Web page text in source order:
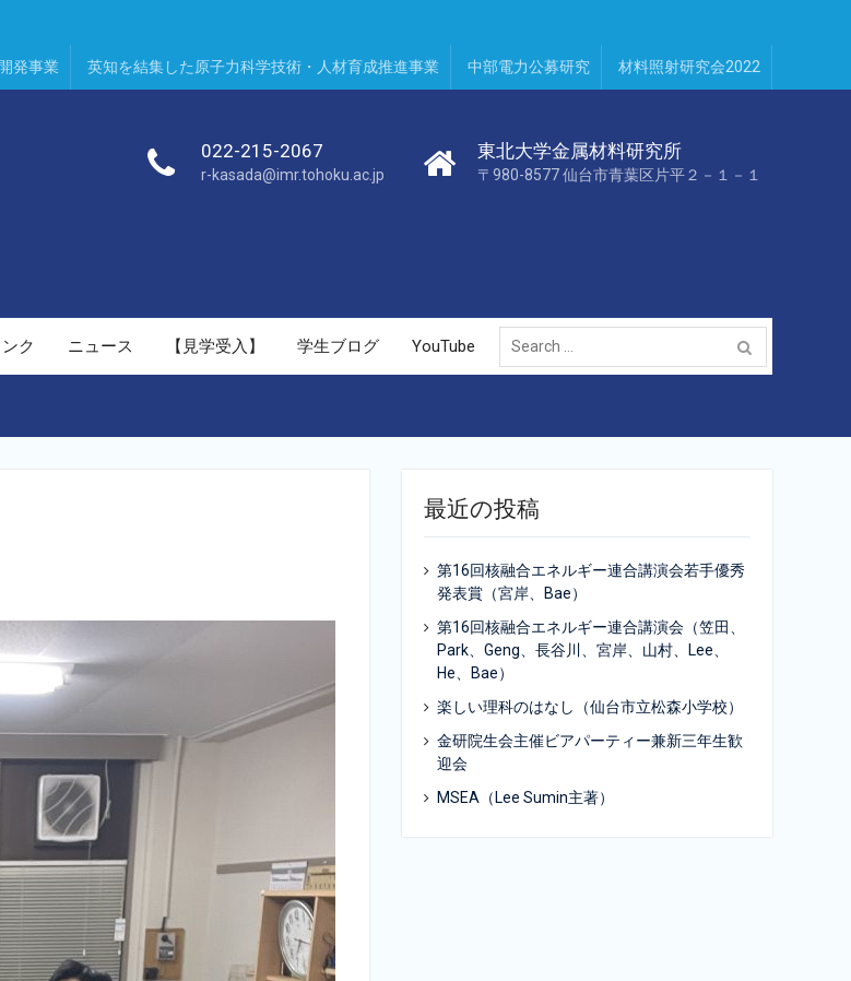
発事業 英知を結集した原子力科学技術・人材育成推進事業 中部電力公募研究 材料照射研究会2022
022-215-2067
r-kasada@imr.tohoku.ac.jp
東北大学金属材料研究所
〒980-8577 仙台市青葉区片平２－１－１
ンク ニュース 【見学受入】 学生ブログ YouTube
Search
for:
最近の投稿
第16回核融合エネルギー連合講演会若手優秀
発表賞（宮岸、Bae）
第16回核融合エネルギー連合講演会（笠田、
Park、Geng、長谷川、宮岸、山村、Lee、
He、Bae）
楽しい理科のはなし（仙台市立松森小学校）
金研院生会主催ビアパーティー兼新三年生歓
迎会
MSEA（Lee Sumin主著）